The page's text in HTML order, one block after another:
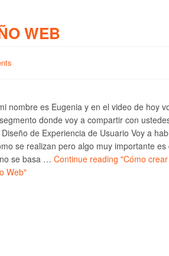
WEB
nombre es Eugenia y en el video de hoy
donde voy a compartir con
de Experiencia de Usuario Voy a
se realizan pero algo muy importante es
se basa … Continue reading "Cómo crear
Web"